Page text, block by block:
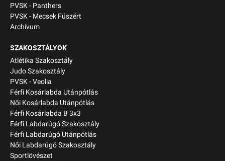
PVSK - Panthers
PVSK - Mecsek Füszért
Archívum
SZAKOSZTÁLYOK
Atlétika Szakosztály
Judo Szakosztály
PVSK - Veolia
Férfi Kosárlabda Utánpótlás
Női Kosárlabda Utánpótlás
Férfi Kosárlabda B 3x3
Férfi Labdarúgó Szakosztály
Férfi Labdarúgó Utánpótlás
Női Labdarúgó Szakosztály
Sportlövészet